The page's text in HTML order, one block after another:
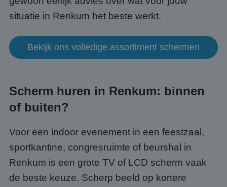
situatie in Renkum het beste werkt.
Bekijk ons volledige assortiment schermen
Scherm huren in Renkum: binnen
of buiten?
Voor een indoor evenement in een feestzaal,
sportkantine, congresruimte of beurshal in
Renkum is een grote TV of LCD scherm vaak
de beste keuze. Scherp beeld op kortere